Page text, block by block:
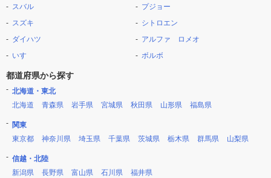
スバル
スズキ
ダイハツ
いすゞ
プジョー
シトロエン
アルファ ロメオ
ボルボ
都道府県から探す
北海道・東北
北海道
青森県 岩手県 宮城県 秋田県 山形県 福島県
関東
東京都
神奈川県 埼玉県 千葉県 茨城県 栃木県 群馬県 山梨県
信越・北陸
新潟県
長野県 富山県 石川県 福井県